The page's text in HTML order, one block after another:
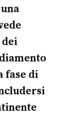
una
dei
fase di